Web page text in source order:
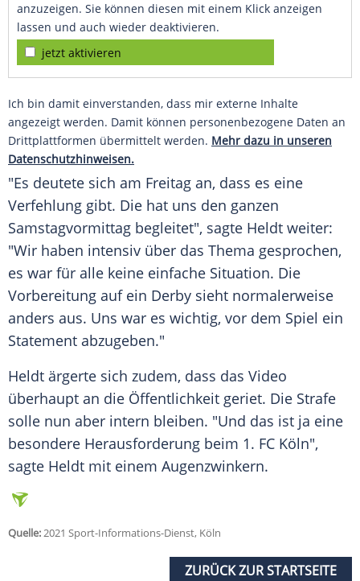
anzuzeigen. Sie können diesen mit einem Klick anzeigen
lassen und auch wieder deaktivieren.
jetzt aktivieren
Ich bin damit einverstanden, dass mir externe Inhalte
angezeigt werden. Damit können personenbezogene Daten an
Drittplattformen übermittelt werden. Mehr dazu in unseren
Datenschutzhinweisen.
"Es deutete sich am Freitag an, dass es eine
Verfehlung gibt. Die hat uns den ganzen
Samstagvormittag begleitet", sagte Heldt weiter:
"Wir haben intensiv über das Thema gesprochen,
es war für alle keine einfache Situation. Die
Vorbereitung auf ein Derby sieht normalerweise
anders aus. Uns war es wichtig, vor dem Spiel ein
Statement abzugeben."
Heldt ärgerte sich zudem, dass das Video
überhaupt an die Öffentlichkeit geriet. Die Strafe
solle nun aber intern bleiben. "Und das ist ja eine
besondere Herausforderung beim 1. FC Köln",
sagte Heldt mit einem Augenzwinkern.
Quelle:2021 Sport-Informations-Dienst, Köln
ZURÜCK ZUR STARTSEITE